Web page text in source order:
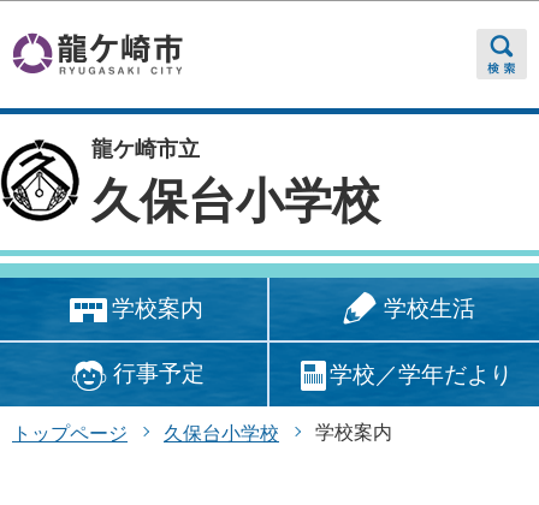
龍ケ崎市立
久保台小学校
学校案内 学校生活
行事予定 学校／学年だより
トップページ 久保台小学校 学校案内